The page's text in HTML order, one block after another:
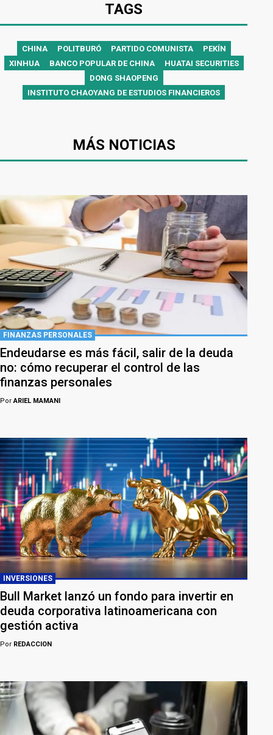
TAGS
CHINA POLITBURÓ PARTIDO COMUNISTA
PEKÍN
XINHUA
BANCO POPULAR DE CHINA
HUATAI SECURITIES
DONG SHAOPENG
INSTITUTO CHAOYANG DE ESTUDIOS FINANCIEROS
MÁS NOTICIAS
FINANZAS PERSONALES
Endeudarse es más fácil, salir de la deuda
no: cómo recuperar el control de las
finanzas personales
PorARIEL MAMANI
INVERSIONES
Bull Market lanzó un fondo para invertir en
deuda corporativa latinoamericana con
gestión activa
Por REDACCION